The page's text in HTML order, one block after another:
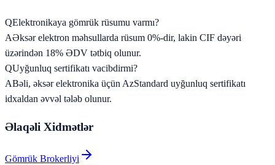
QElektronikaya gömrük rüsumu varmı?
AƏksər elektron məhsullarda rüsum 0%-dir, lakin CIF dəyəri
üzərindən 18% ƏDV tətbiq olunur.
QUyğunluq sertifikatı vacibdirmi?
ABəli, əksər elektronika üçün AzStandard uyğunluq sertifikatı
idxaldan əvvəl tələb olunur.
Əlaqəli Xidmətlər
Gömrük Brokerliyi